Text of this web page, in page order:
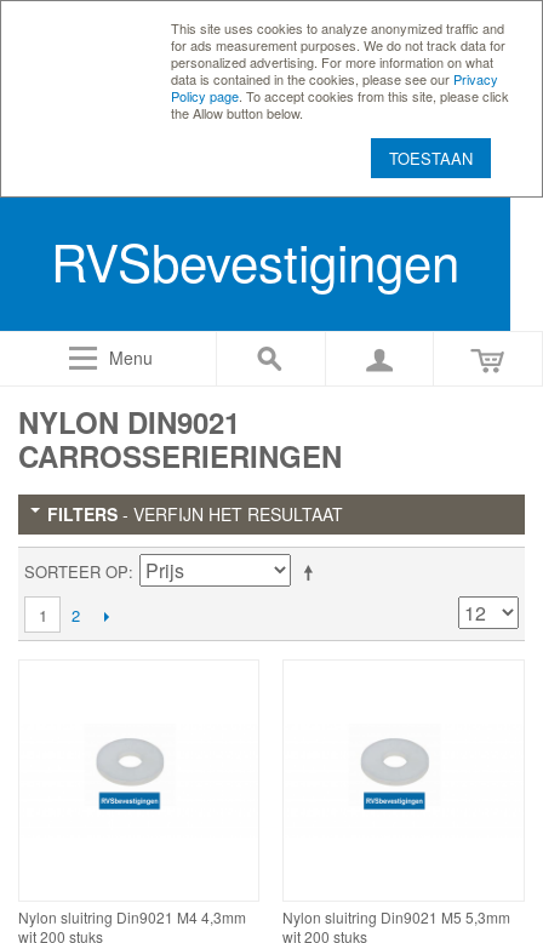
This site uses cookies to analyze anonymized traffic and
for ads measurement purposes. We do not track data for
personalized advertising. For more information on what
data is contained in the cookies, please see our Privacy
Policy page . To accept cookies from this site, please click
the Allow button below.
TOESTAAN
RVSbevestigingen
Menu
NYLON DIN9021
CARROSSERIERINGEN
FILTERS - VERFIJN HET RESULTAAT
SORTEER OP
1
2
Nylon sluitring Din9021 M4 4,3mm
wit 200 stuks
Nylon sluitring Din9021 M5 5,3mm
wit 200 stuks